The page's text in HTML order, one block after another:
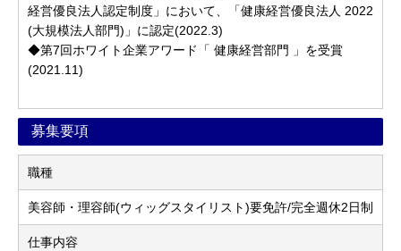
経営優良法人認定制度」において、「健康経営優良法人 2022
(大規模法人部門)」に認定(2022.3)
◆第7回ホワイト企業アワード「 健康経営部門 」を受賞
(2021.11)
募集要項
職種
美容師・理容師(ウィッグスタイリスト)要免許/完全週休2日制
仕事内容